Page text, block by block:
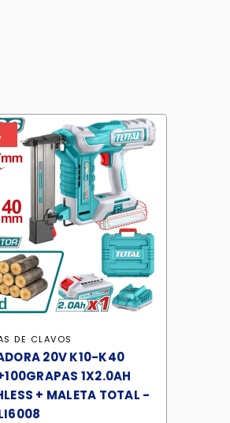
DE CLAVOS
20V K10-K40
1X2.0AH
+ MALETA TOTAL -